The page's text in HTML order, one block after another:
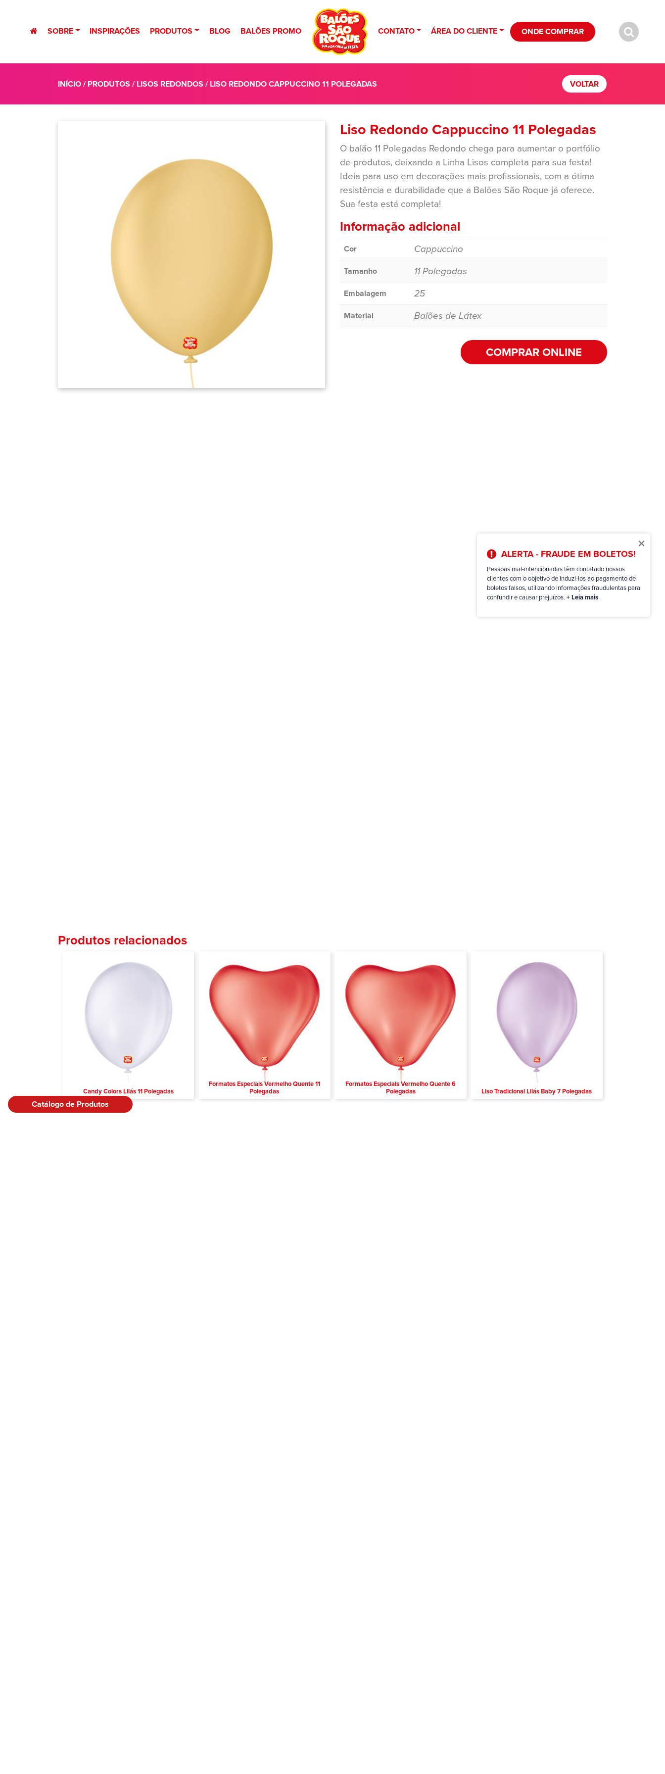
SOBRE INSPIRAÇÕES PRODUTOS BLOG BALÕES PROMO CONTATO ÁREA DO CLIENTE ONDE COMPRAR
×
ALERTA - FRAUDE EM BOLETOS!
Pessoas mal-intencionadas têm contatado nossos
clientes com o objetivo de induzi-los ao pagamento de
boletos falsos, utilizando informações fraudulentas para
confundir e causar prejuízos. + Leia mais
INÍCIO/ PRODUTOS / LISOS REDONDOS / LISO REDONDO CAPPUCCINO 11 POLEGADAS VOLTAR
Liso Redondo Cappuccino 11 Polegadas
O balão 11 Polegadas Redondo chega para aumentar o portfólio
de produtos, deixando a Linha Lisos completa para sua festa!
Ideia para uso em decorações mais profissionais, com a ótima
resistência e durabilidade que a Balões São Roque já oferece.
Sua festa está completa!
Informação adicional
Cor Cappuccino
Tamanho 11 Polegadas
Embalagem 25
Material Balões de Látex
COMPRAR ONLINE
Produtos relacionados
Candy Colors Lilás 11 Polegadas
Formatos Especiais Vermelho Quente 11
Polegadas
Formatos Especiais Vermelho Quente 6
Polegadas Liso Tradicional Lilás Baby 7 Polegadas
Catálogo de Produtos